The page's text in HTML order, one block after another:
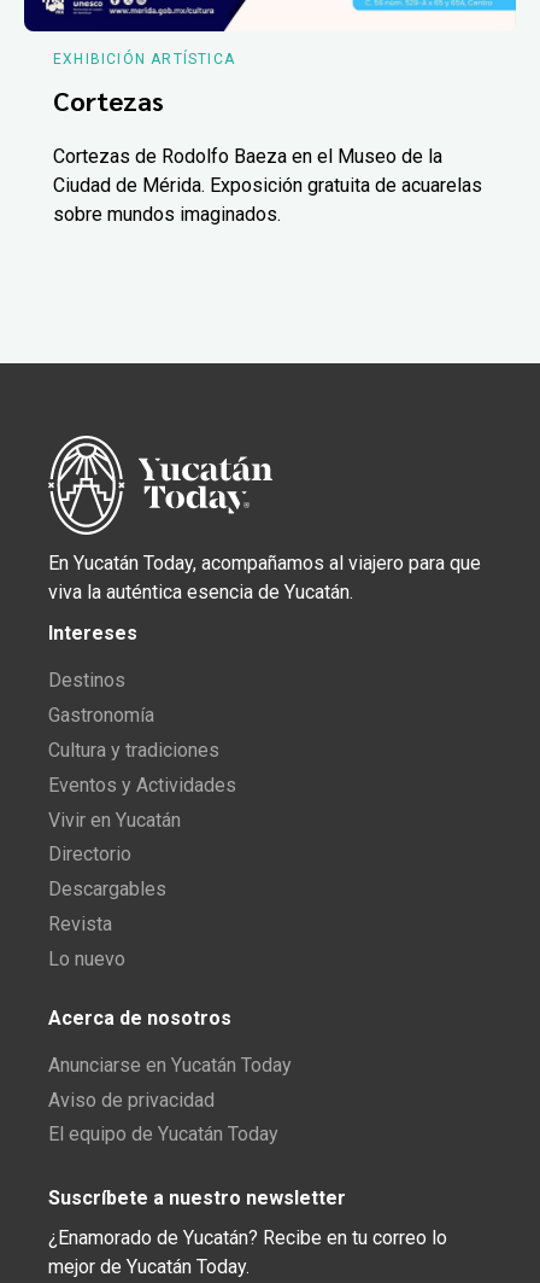
EXHIBICIÓN ARTÍSTICA
Cortezas
Cortezas de Rodolfo Baeza en el Museo de la
Ciudad de Mérida. Exposición gratuita de acuarelas
sobre mundos imaginados.
En Yucatán Today, acompañamos al viajero para que
viva la auténtica esencia de Yucatán.
Intereses
Destinos
Gastronomía
Cultura y tradiciones
Eventos y Actividades
Vivir en Yucatán
Directorio
Descargables
Revista
Lo nuevo
Acerca de nosotros
Anunciarse en Yucatán Today
Aviso de privacidad
El equipo de Yucatán Today
Suscríbete a nuestro newsletter
¿Enamorado de Yucatán? Recibe en tu correo lo
mejor de Yucatán Today.